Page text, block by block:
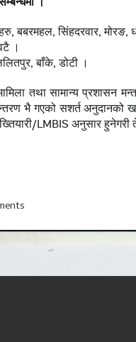
।
बबरमहल, सिंहदरवार, मोरङ,
।
बाँके, डोटी ।
तथा सामान्य प्रशासन
भै गएको सशर्त
LMBIS अनुसार